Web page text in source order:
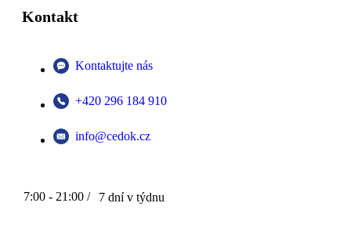
Kontakt
Kontaktujte nás
+420 296 184 910
info@cedok.cz
7:00 - 21:00 / 7 dní v týdnu